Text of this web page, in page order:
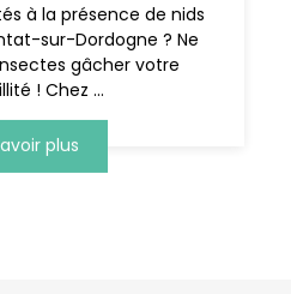
à la présence de nids
sur-Dordogne ? Ne
gâcher votre
! Chez ...
plus